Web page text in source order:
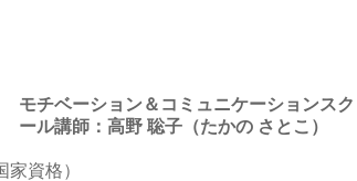
モチベーション＆コミュニケーションスク
ール講師：高野 聡子（たかの さとこ）
家資格）